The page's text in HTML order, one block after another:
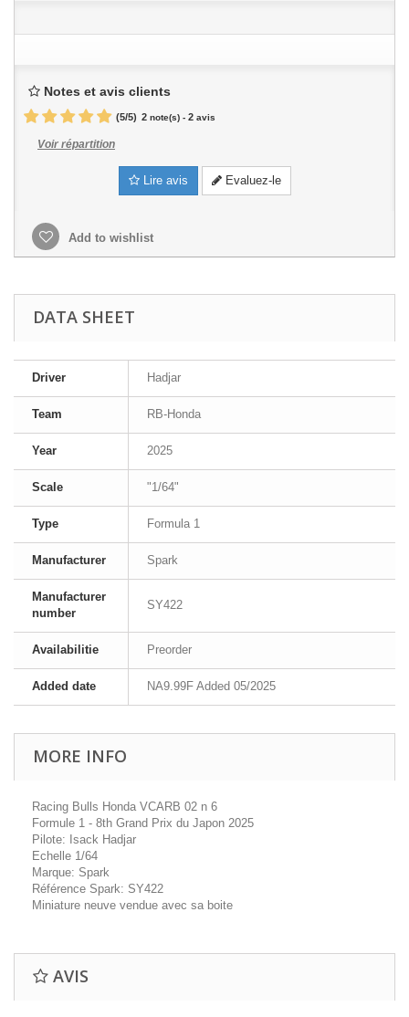
Notes et avis clients
(5/5) 2 note(s) - 2 avis
Voir répartition
Lire avis Evaluez-le
Add to wishlist
DATA SHEET
Driver Hadjar
Team RB-Honda
Year 2025
Scale "1/64"
Type Formula 1
Manufacturer Spark
Manufacturer
number
SY422
Availabilitie Preorder
Added date NA9.99F Added 05/2025
MORE INFO
Racing Bulls Honda VCARB 02 n 6
Formule 1 - 8th Grand Prix du Japon 2025
Pilote: Isack Hadjar
Echelle 1/64
Marque: Spark
Référence Spark: SY422
Miniature neuve vendue avec sa boite
AVIS